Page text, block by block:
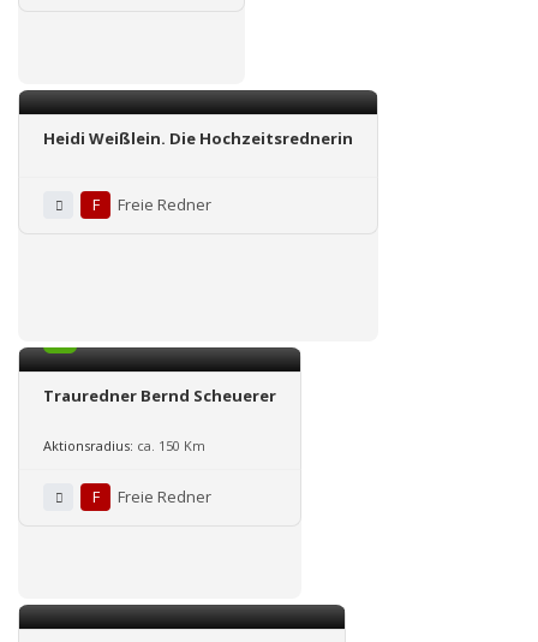
Heidi Weißlein. Die Hochzeitsrednerin
F Freie Redner
Trauredner Bernd Scheuerer
Aktionsradius: ca. 150 Km
F Freie Redner